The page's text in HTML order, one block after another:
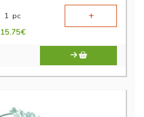
1 pc +
15.75€